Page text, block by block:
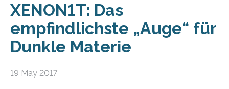
XENON1T: Das
empfindlichste „Auge“ für
Dunkle Materie
19 May 2017